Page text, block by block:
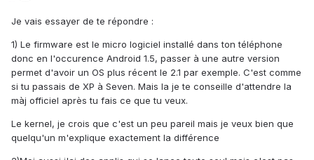
Je vais essayer de te répondre :
1) Le firmware est le micro logiciel installé dans ton téléphone
donc en l'occurence Android 1.5, passer à une autre version
permet d'avoir un OS plus récent le 2.1 par exemple. C'est comme
si tu passais de XP à Seven. Mais la je te conseille d'attendre la
màj officiel après tu fais ce que tu veux.
Le kernel, je crois que c'est un peu pareil mais je veux bien que
quelqu'un m'explique exactement la différence